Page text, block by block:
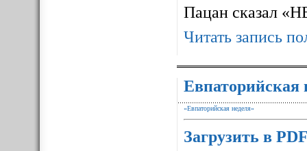
Пацан сказал
Читать запись
Евпаторийская
«Евпаторийская неделя»
Загрузить в